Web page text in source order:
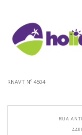
RNAVT Nº 4504
RUA